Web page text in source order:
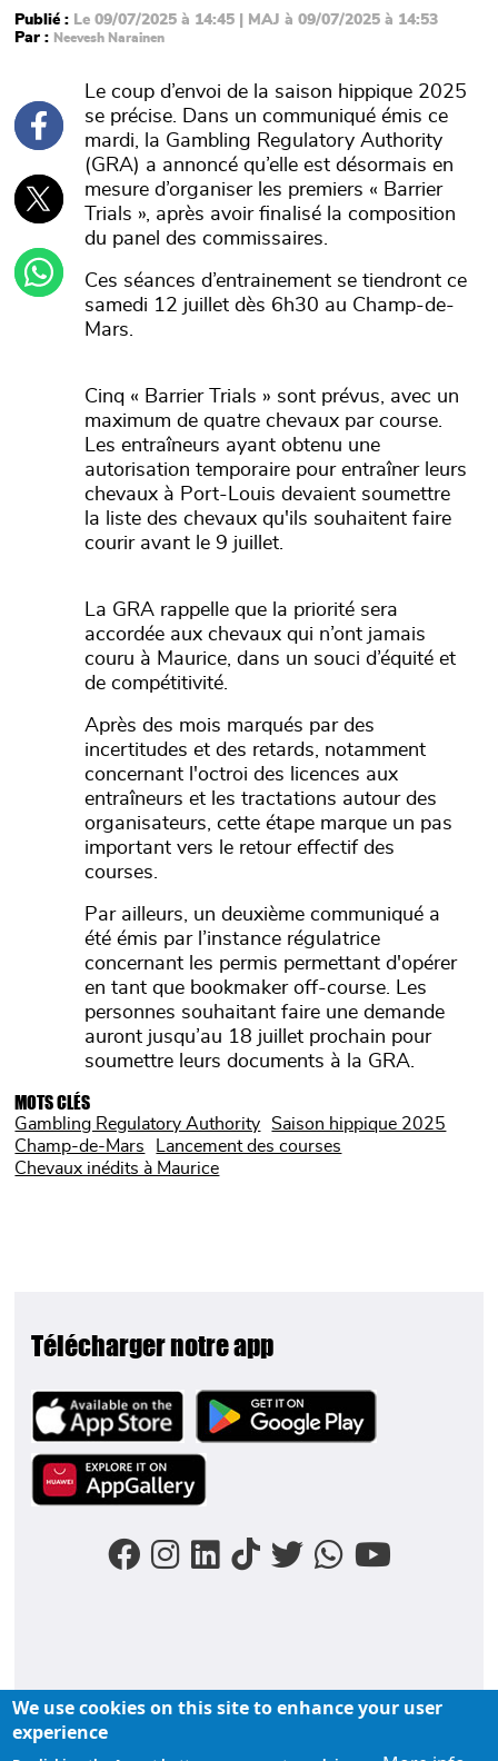
Publié : Le 09/07/2025 à 14:45 | MAJ à 09/07/2025 à 14:53
Par : Neevesh Narainen
Le coup d’envoi de la saison hippique 2025
se précise. Dans un communiqué émis ce
mardi, la Gambling Regulatory Authority
(GRA) a annoncé qu’elle est désormais en
mesure d’organiser les premiers « Barrier
Trials », après avoir finalisé la composition
du panel des commissaires.
Ces séances d’entrainement se tiendront ce
samedi 12 juillet dès 6h30 au Champ-de-
Mars.
Cinq « Barrier Trials » sont prévus, avec un
maximum de quatre chevaux par course.
Les entraîneurs ayant obtenu une
autorisation temporaire pour entraîner leurs
chevaux à Port-Louis devaient soumettre
la liste des chevaux qu'ils souhaitent faire
courir avant le 9 juillet.
La GRA rappelle que la priorité sera
accordée aux chevaux qui n’ont jamais
couru à Maurice, dans un souci d’équité et
de compétitivité.
Après des mois marqués par des
incertitudes et des retards, notamment
concernant l'octroi des licences aux
entraîneurs et les tractations autour des
organisateurs, cette étape marque un pas
important vers le retour effectif des
courses.
Par ailleurs, un deuxième communiqué a
été émis par l’instance régulatrice
concernant les permis permettant d'opérer
en tant que bookmaker off-course. Les
personnes souhaitant faire une demande
auront jusqu’au 18 juillet prochain pour
soumettre leurs documents à la GRA.
MOTS CLÉS
Gambling Regulatory Authority
Saison hippique 2025
Champ-de-Mars
Lancement des courses
Chevaux inédits à Maurice
Télécharger notre app
Image Image
Image
FOOTER MENU
We use cookies on this site to enhance your user
experience